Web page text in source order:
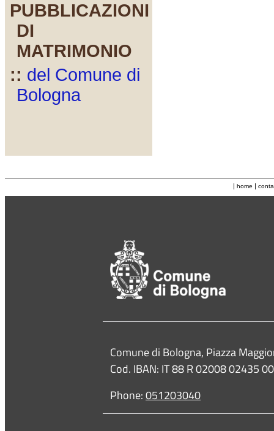
PUBBLICAZIONI
DI
MATRIMONIO
:: del Comune di
Bologna
| home |
Contacts
Comune di Bologna, Piazza
Cod. IBAN: IT 88 R 02008 02435
Phone:051203040